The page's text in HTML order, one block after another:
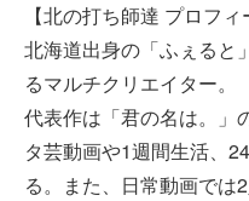
【北の打ち師達 プロフィ
北海道出身の「ふぇると
るマルチクリエイター。
代表作は「君の名は。」
タ芸動画や1週間生活、
る。また、日常動画では